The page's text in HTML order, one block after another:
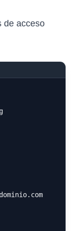
de acceso